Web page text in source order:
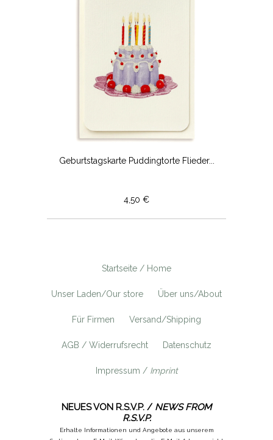
Geburtstagskarte Puddingtorte Flieder...
4,50 €
Startseite / Home
Unser Laden/Our store Über uns/About
Für Firmen Versand/Shipping
AGB / Widerrufsrecht Datenschutz
Impressum / Imprint
NEUES VON R.S.V.P. / NEWS FROM
R.S.V.P.
Erhalte Informationen und Angebote aus unserem